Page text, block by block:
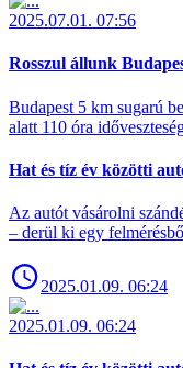
2025.07.01. 07:56
Rosszul állunk
Budapest 5 km sugarú
alatt 110 óra
Hat és tíz év közötti
Az autót vásárolni
– derül ki egy
2025.01.09. 06:24
2025.01.09. 06:24